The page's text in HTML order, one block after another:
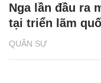
QUÂN SỰ
Nga lần đầu ra
tại triển lãm